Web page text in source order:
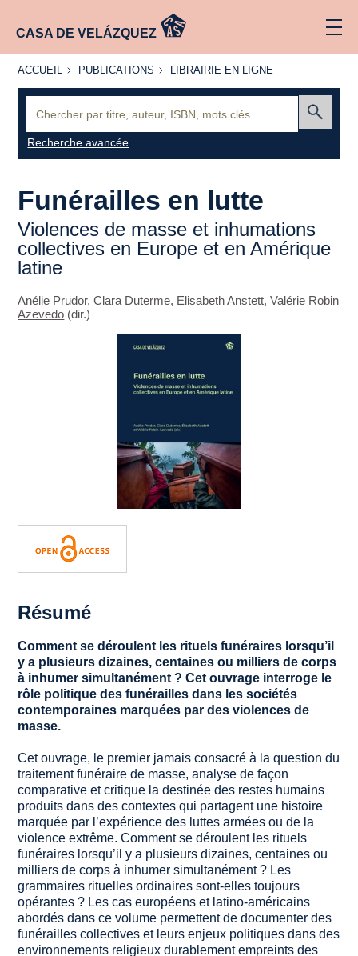
CASA DE VELÁZQUEZ
ACCUEIL
ACCUEIL PUBLICATIONS
PUBLICATIONS
LIBRAIRIE
LIBRAIRIE EN LIGNE
Recherche avancée
Funérailles en lutte
Violences de masse et inhumations
collectives en Europe et en Amérique
latine
Anélie Prudor,Clara Duterme, Elisabeth Anstett,Valérie Robin
Azevedo (dir.)
Résumé
Comment se déroulent les rituels funéraires lorsqu’il
y a plusieurs dizaines, centaines ou milliers de corps
à inhumer simultanément ? Cet ouvrage interroge le
rôle politique des funérailles dans les sociétés
contemporaines marquées par des violences de
masse.
Cet ouvrage, le premier jamais consacré à la question du
traitement funéraire de masse, analyse de façon
comparative et critique la destinée des restes humains
produits dans des contextes qui partagent une histoire
marquée par l’expérience des luttes armées ou de la
violence extrême. Comment se déroulent les rituels
funéraires lorsqu’il y a plusieurs dizaines, centaines ou
milliers de corps à inhumer simultanément ? Les
grammaires rituelles ordinaires sont-elles toujours
opérantes ? Les cas européens et latino-américains
abordés dans ce volume permettent de documenter des
funérailles collectives et leurs enjeux politiques dans des
environnements religieux durablement empreints des